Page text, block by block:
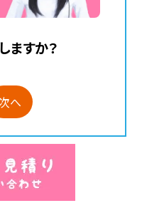
ますか？
へ
ク